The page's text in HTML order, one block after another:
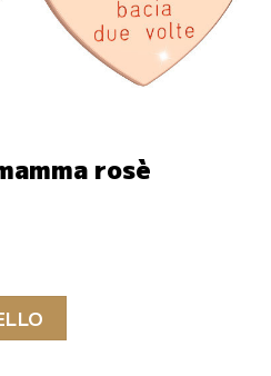
rosè